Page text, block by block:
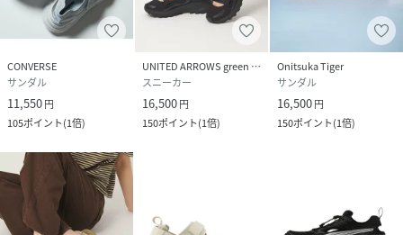
CONVERSE
サンダル
11,550円
105ポイント(1倍)
UNITED ARROWS green label relaxing
スニーカー
16,500円
150ポイント(1倍)
Onitsuka Tiger
サンダル
16,500円
150ポイント(1倍)